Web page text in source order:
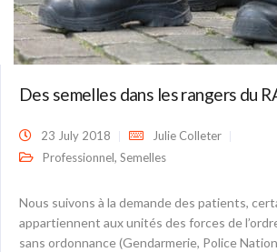
Des semelles dans les rangers du
23 July 2018
Julie Colleter
Professionnel, Semelles
Nous suivons à la demande des patients,
appartiennent aux unités des forces de
sans ordonnance (Gendarmerie, Police